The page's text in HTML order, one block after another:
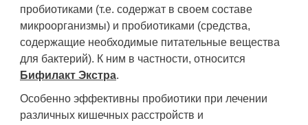
пробиотиками (т.е. содержат в своем составе
микроорганизмы) и пробиотиками (средства,
содержащие необходимые питательные вещества
для бактерий). К ним в частности, относится
Бифилакт Экстра.
Особенно эффективны пробиотики при лечении
различных кишечных расстройств и